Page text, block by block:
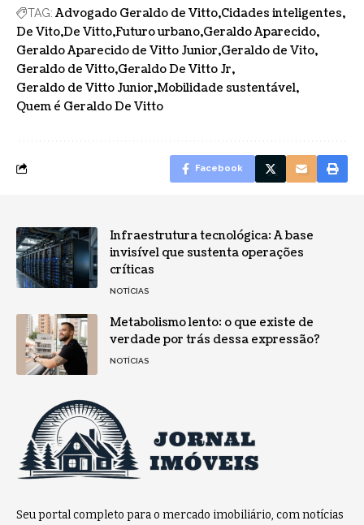
TAG: Advogado Geraldo de Vitto Cidades inteligentes
De Vito De Vitto Futuro urbano Geraldo Aparecido
Geraldo Aparecido de Vitto Junior Geraldo de Vito
Geraldo de Vitto Geraldo De Vitto Jr
Geraldo de Vitto Junior Mobilidade sustentável
Quem é Geraldo De Vitto
Facebook
Infraestrutura tecnológica: A base
invisível que sustenta operações
críticas
NOTÍCIAS
Metabolismo lento: o que existe de
verdade por trás dessa expressão?
NOTÍCIAS
Seu portal completo para o mercado imobiliário, com notícias